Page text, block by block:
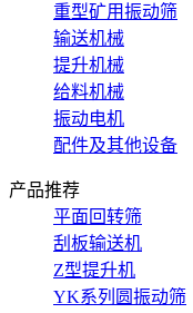
重型矿用振动筛
输送机械
提升机械
给料机械
振动电机
配件及其他设备
产品推荐
平面回转筛
刮板输送机
Z型提升机
YK系列圆振动筛